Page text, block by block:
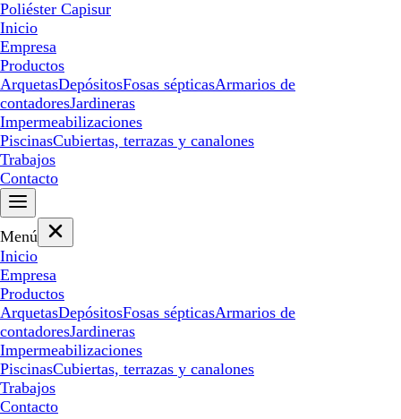
Poliéster Capisur
Inicio
Empresa
Productos
ArquetasDepósitosFosas sépticasArmarios de
contadoresJardineras
Impermeabilizaciones
PiscinasCubiertas, terrazas y canalones
Trabajos
Contacto
Menú
Inicio
Empresa
Productos
ArquetasDepósitosFosas sépticasArmarios de
contadoresJardineras
Impermeabilizaciones
PiscinasCubiertas, terrazas y canalones
Trabajos
Contacto